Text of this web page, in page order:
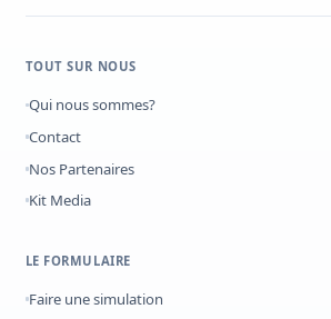
TOUT SUR NOUS
Qui nous sommes?
Contact
Nos Partenaires
Kit Media
LE FORMULAIRE
Faire une simulation